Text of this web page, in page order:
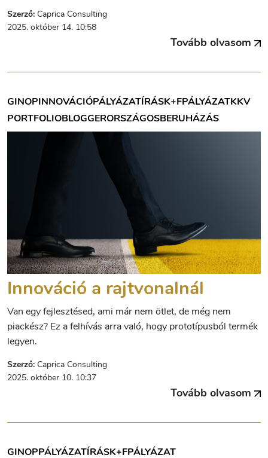
Szerző: Caprica Consulting
2025. október 14. 10:58
Tovább olvasom
GINOPINNOVÁCIÓPÁLYÁZATÍRÁSK+FPÁLYÁZATKKV
PORTFOLIOBLOGGERORSZÁGOSBERUHÁZÁS
Innováció a rajtvonalnál
Van egy fejlesztésed, ami már nem ötlet, de még nem
piackész? Ez a felhívás arra való, hogy prototípusból termék
legyen.
Szerző: Caprica Consulting
2025. október 10. 10:37
Tovább olvasom
GINOPPÁLYÁZATÍRÁSK+FPÁLYÁZAT